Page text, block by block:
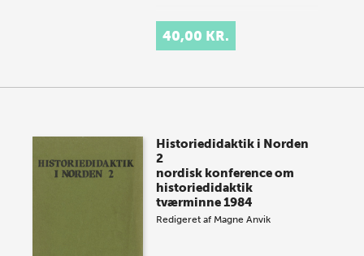
40,00 KR.
Historiedidaktik i Norden
2
nordisk konference om
historiedidaktik
tværminne 1984
Redigeret af Magne Anvik